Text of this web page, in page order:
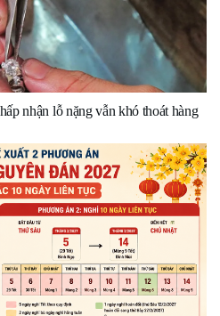
nhận lỗ nặng vẫn khó thoát hàng